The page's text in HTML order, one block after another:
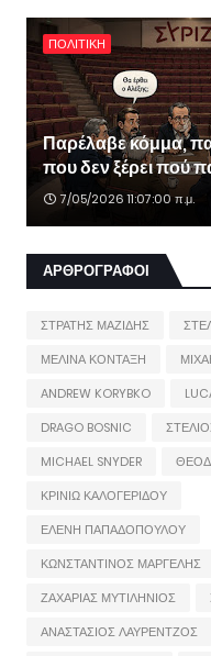
ΠΟΛΙΤΙΚΗ
Παρέλαβε κόμμα,
που δεν ξέρει πού
7/05/2026 11:07:00 π.μ.
ΑΡΘΡΟΓΡΑΦΟΙ
ΣΤΡΑΤΗΣ ΜΑΖΙΔΗΣ
ΜΕΛΙΝΑ ΚΟΝΤΑΞΗ
ANDREW KORYBKO
DRAGO BOSNIC
MICHAEL SNYDER
ΚΡΙΝΙΩ ΚΑΛΟΓΕΡΙΔΟΥ
ΕΛΕΝΗ ΠΑΠΑΔΟΠΟΥΛΟΥ
ΚΩΝΣΤΑΝΤΙΝΟΣ ΜΑΡΓΕΛΗΣ
ΖΑΧΑΡΙΑΣ ΜΥΤΙΛΗΝΙΟΣ
ΑΝΑΣΤΑΣΙΟΣ ΛΑΥΡΕΝΤΖΟΣ